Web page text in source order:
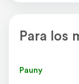
Para los
Pauny